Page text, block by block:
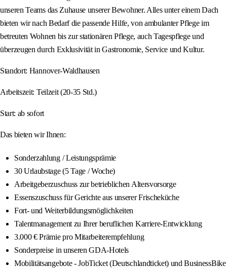
unseren Teams das Zuhause unserer Bewohner. Alles unter einem Dach
bieten wir nach Bedarf die passende Hilfe, von ambulanter Pflege im
betreuten Wohnen bis zur stationären Pflege, auch Tagespflege und
überzeugen durch Exklusivität in Gastronomie, Service und Kultur.
Standort: Hannover-Waldhausen
Arbeitszeit: Teilzeit (20-35 Std.)
Start: ab sofort
Das bieten wir Ihnen:
Sonderzahlung / Leistungsprämie
30 Urlaubstage (5 Tage / Woche)
Arbeitgeberzuschuss zur betrieblichen Altersvorsorge
Essenszuschuss für Gerichte aus unserer Frischeküche
Fort- und Weiterbildungsmöglichkeiten
Talentmanagement zu Ihrer beruflichen Karriere-Entwicklung
3.000 € Prämie pro Mitarbeiterempfehlung
Sonderpreise in unseren GDA-Hotels
Mobilitätsangebote - JobTicket (Deutschlandticket) und BusinessBike